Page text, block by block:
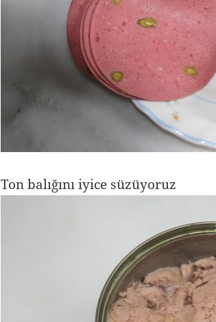
Ton balığını iyice süzüyoruz